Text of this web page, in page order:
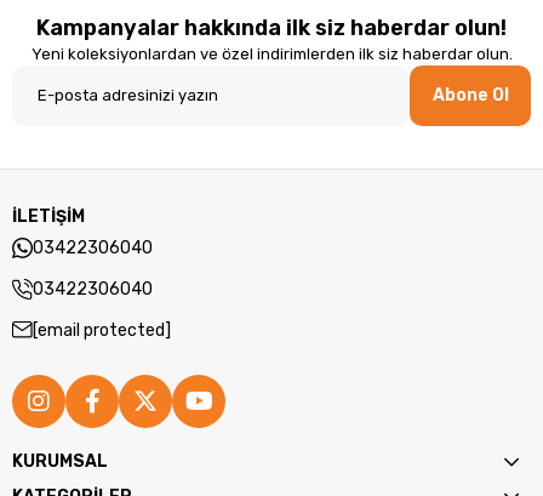
Kampanyalar hakkında ilk siz haberdar olun!
Yeni koleksiyonlardan ve özel indirimlerden ilk siz haberdar olun.
Abone Ol
İLETİŞİM
03422306040
03422306040
[email protected]
KURUMSAL